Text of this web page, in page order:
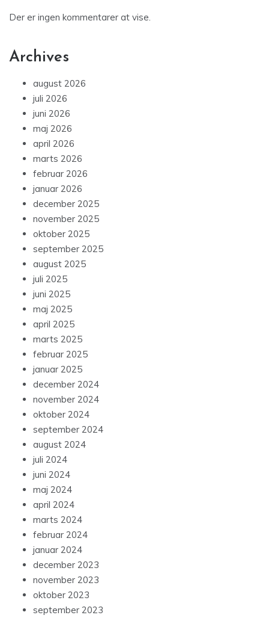
Der er ingen kommentarer at vise.
Archives
august 2026
juli 2026
juni 2026
maj 2026
april 2026
marts 2026
februar 2026
januar 2026
december 2025
november 2025
oktober 2025
september 2025
august 2025
juli 2025
juni 2025
maj 2025
april 2025
marts 2025
februar 2025
januar 2025
december 2024
november 2024
oktober 2024
september 2024
august 2024
juli 2024
juni 2024
maj 2024
april 2024
marts 2024
februar 2024
januar 2024
december 2023
november 2023
oktober 2023
september 2023